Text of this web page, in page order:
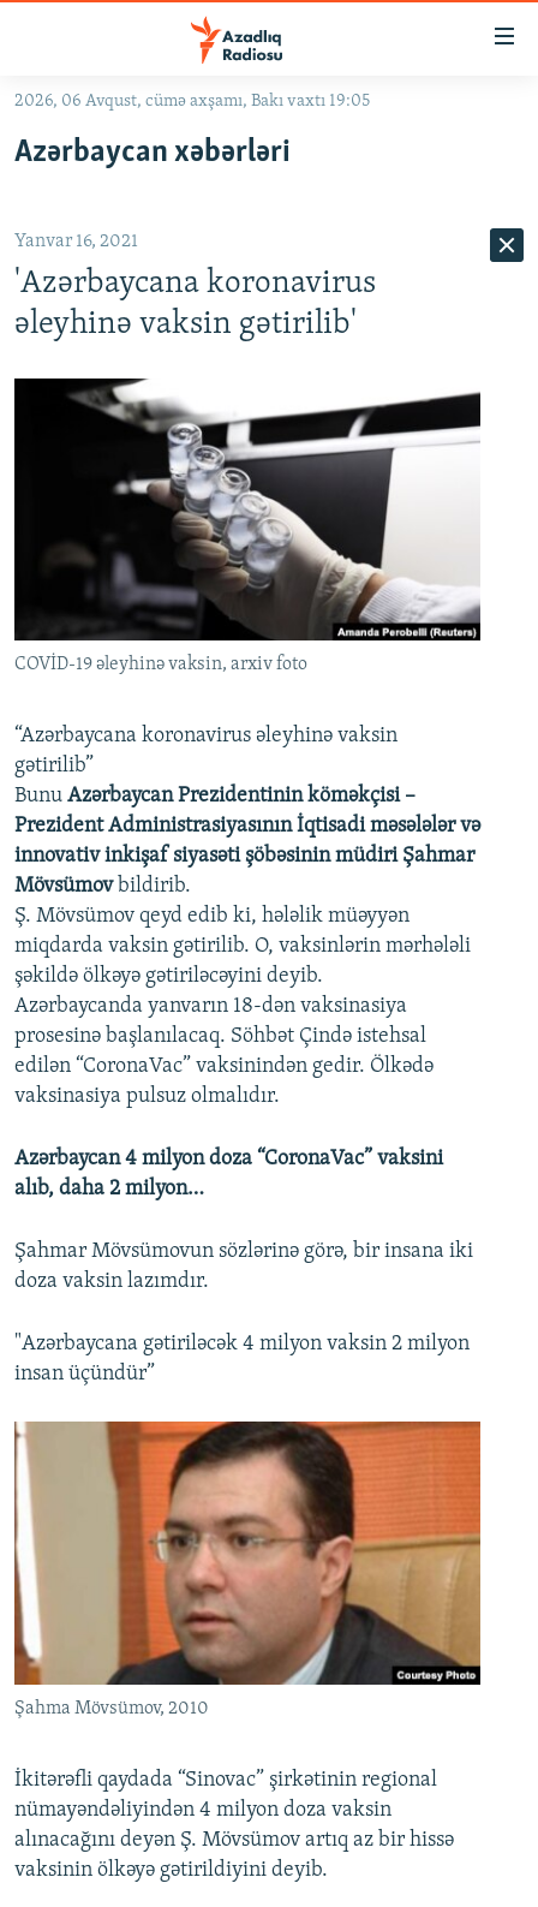
Əsas
qayıt
qayıt
Axtarışa
keçFƏRQƏ BAX
QANUNI DOĞRU
ARAŞDIRMA
MULTIMEDIA
İNFOQRAFIKA
KARIKATURA
RADIO ARXIV
AZƏRBAYCAN ƏDƏBIYYATI KITABXANASI
İSLAM VƏ DEMOKRATIYA
MISSIYAMIZ
PEŞƏ ETIKASI VƏ JURNALISTIKA STANDARTLARIMIZ
BIZIMLƏ ƏLAQƏ
XƏBƏR BÜLLETENLƏRIMIZ
2026, 06 Avqust, cümə axşamı, Bakı vaxtı 19:05
Azərbaycan xəbərləri
Yanvar 16, 2021
'Azərbaycana koronavirus
əleyhinə vaksin gətirilib'
COVİD-19 əleyhinə vaksin, arxiv foto
“Azərbaycana koronavirus əleyhinə vaksin
gətirilib”
Bunu Azərbaycan Prezidentinin köməkçisi –
Prezident Administrasiyasının İqtisadi məsələlər və
innovativ inkişaf siyasəti şöbəsinin müdiri Şahmar
Mövsümovbildirib.
Ş. Mövsümov qeyd edib ki, hələlik müəyyən
miqdarda vaksin gətirilib. O, vaksinlərin mərhələli
şəkildə ölkəyə gətiriləcəyini deyib.
Azərbaycanda yanvarın 18-dən vaksinasiya
prosesinə başlanılacaq. Söhbət Çində istehsal
edilən “CoronaVac” vaksinindən gedir. Ölkədə
vaksinasiya pulsuz olmalıdır.
Azərbaycan 4 milyon doza “CoronaVac” vaksini
alıb, daha 2 milyon…
Şahmar Mövsümovun sözlərinə görə, bir insana iki
doza vaksin lazımdır.
"Azərbaycana gətiriləcək 4 milyon vaksin 2 milyon
insan üçündür”
Şahma Mövsümov, 2010
İkitərəfli qaydada “Sinovac” şirkətinin regional
nümayəndəliyindən 4 milyon doza vaksin
alınacağını deyən Ş. Mövsümov artıq az bir hissə
vaksinin ölkəyə gətirildiyini deyib.